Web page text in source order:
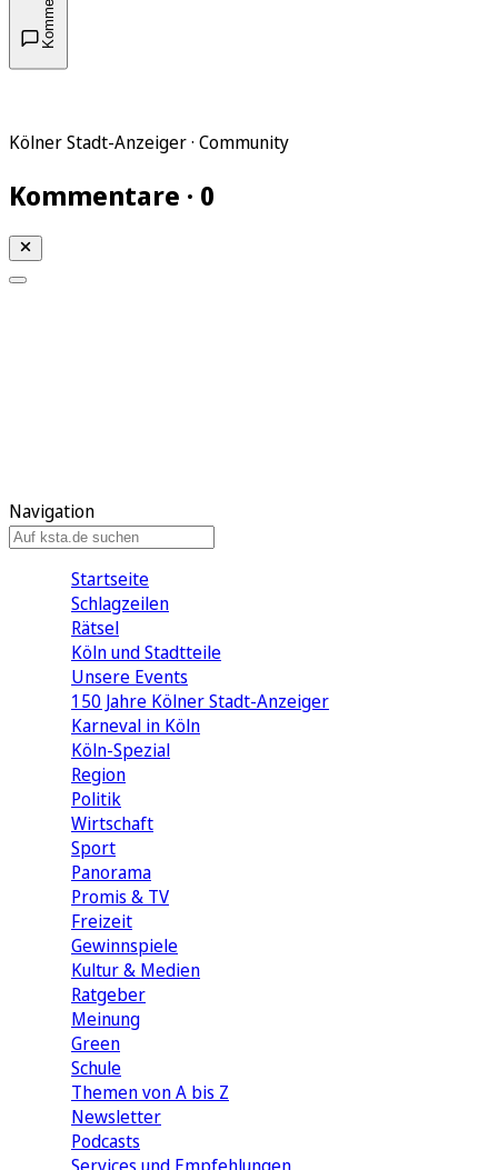
Kölner Stadt-Anzeiger · Community
Kommentare · 0
Navigation
Startseite
Schlagzeilen
Rätsel
Köln und Stadtteile
Unsere Events
150 Jahre Kölner Stadt-Anzeiger
Karneval in Köln
Köln-Spezial
Region
Politik
Wirtschaft
Sport
Panorama
Promis & TV
Freizeit
Gewinnspiele
Kultur & Medien
Ratgeber
Meinung
Green
Schule
Themen von A bis Z
Newsletter
Podcasts